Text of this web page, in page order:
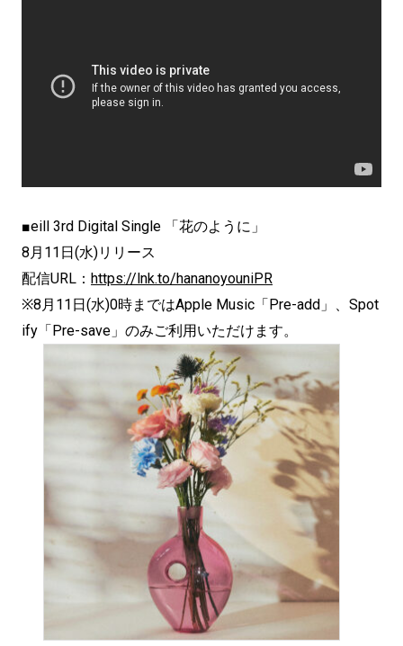
■eill 3rd Digital Single 「花のように」
8月11日(水)リリース
配信URL： https://lnk.to/hananoyouniPR
※8月11日(水)0時まではApple Music「Pre-add」、Spot
ify「Pre-save」のみご利用いただけます。